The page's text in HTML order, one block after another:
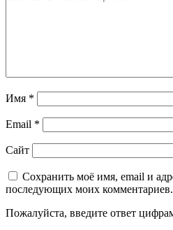
Имя *
Email *
Сайт
Сохранить моё имя, email и
последующих моих комментариев.
Пожалуйста, введите ответ